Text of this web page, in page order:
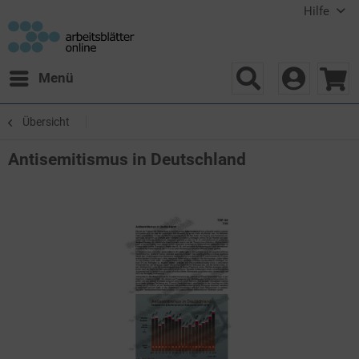
Hilfe
Menü
Übersicht
Antisemitismus in Deutschland